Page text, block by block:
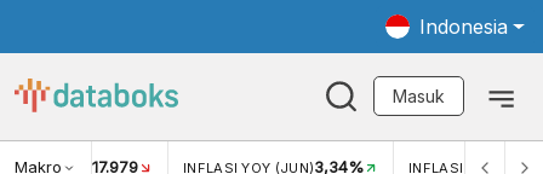
Indonesia
Masuk
Makro
USD/IDR17.979 INFLASI YOY (JUN)3,34% INFLASI MOM (MEI)